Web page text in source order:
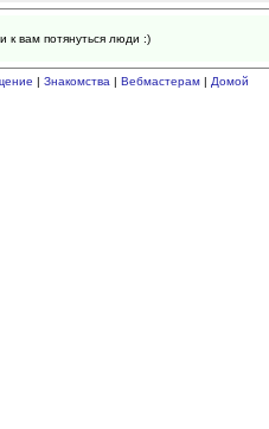
к вам потянуться люди :)
| Знакомства | Вебмастерам| Домой